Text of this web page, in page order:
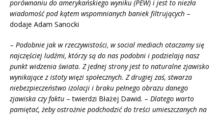
porównaniu do amerykańskiego wyniku (PEW) i jest to niezła
wiadomość pod kątem wspomnianych baniek filtrujących –
dodaje Adam Sanocki
– Podobnie jak w rzeczywistości, w social mediach otaczamy się
najczęściej ludźmi, którzy są do nas podobni i podzielają nasz
punkt widzenia świata. Z jednej strony jest to naturalne zjawisko
wynikające z istoty więzi społecznych. Z drugiej zaś, stwarza
niebezpieczeństwo izolacji i braku pełnego obrazu danego
zjawiska czy faktu – twierdzi Błażej Dawid. – Dlatego warto
pamiętać, żeby ostrożnie podchodzić do treści umieszczanych na